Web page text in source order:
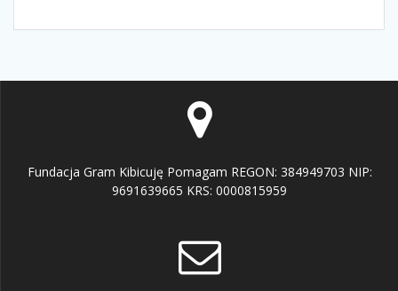
Fundacja Gram Kibicuję Pomagam REGON: 384949703 NIP:
9691639665 KRS: 0000815959